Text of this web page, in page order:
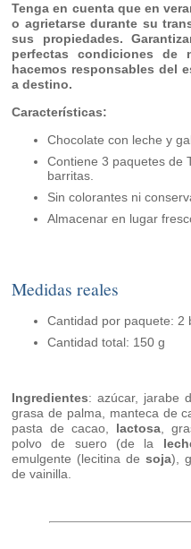
Tenga en cuenta que en
o agrietarse durante su
sus propiedades.
perfectas condiciones de
hacemos responsables del
a destino.
Características:
Chocolate con leche y
Contiene 3 paquetes de
barritas.
Sin colorantes ni
Almacenar en lugar
Medidas reales
Cantidad por paquete: 2
Cantidad total: 150 g
Ingredientes: azúcar, jarabe
grasa de palma, manteca de
pasta de cacao, lactosa ,
polvo de suero (de la
emulgente (lecitina desoja),
de vainilla.